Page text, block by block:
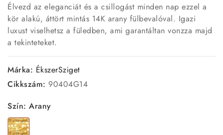
Élvezd az eleganciát és a csillogást minden nap ezzel a
kör alakú, áttört mintás 14K arany fülbevalóval. Igazi
luxust viselhetsz a füledben, ami garantáltan vonzza majd
a tekinteteket.
Márka: ÉkszerSziget
Cikkszám: 90404G14
Szín: Arany
Arany